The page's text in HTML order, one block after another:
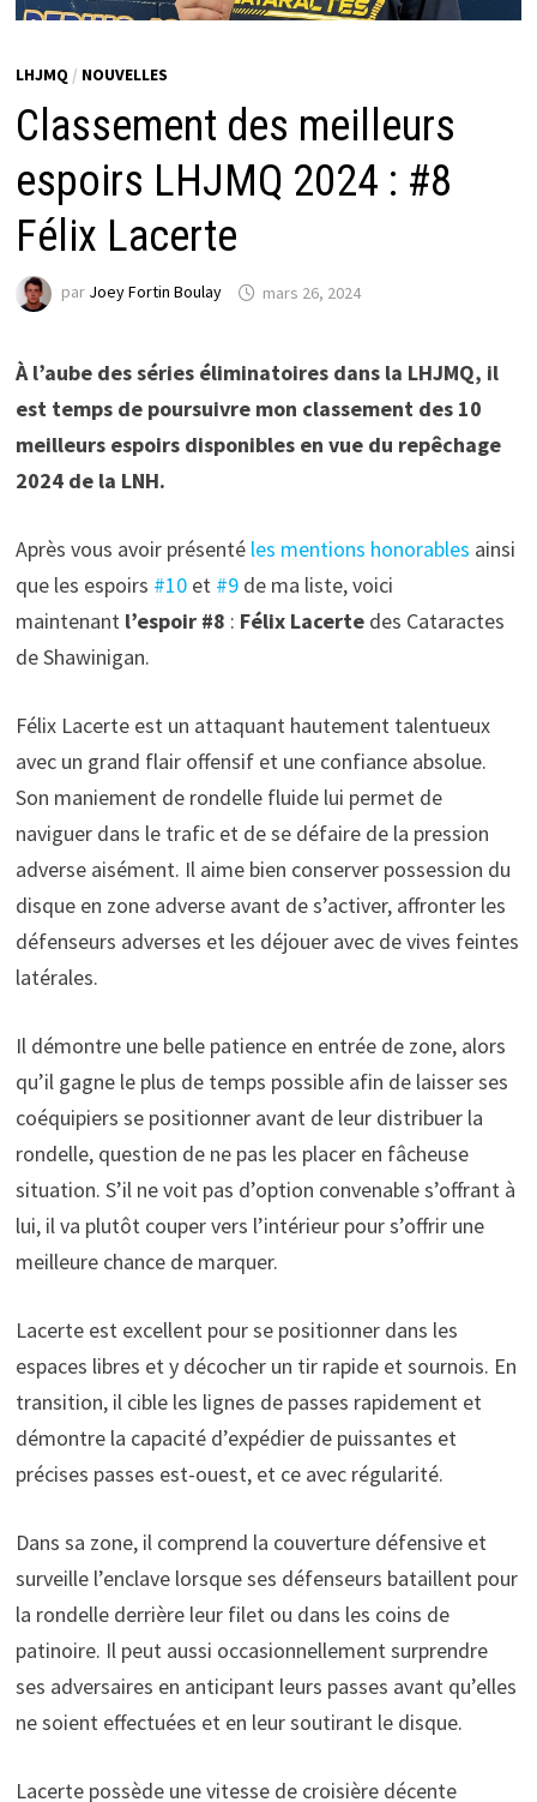
LHJMQ / NOUVELLES
Classement des meilleurs
espoirs LHJMQ 2024 : #8
Félix Lacerte
par Joey Fortin Boulay mars 26, 2024
À l’aube des séries éliminatoires dans la LHJMQ, il
est temps de poursuivre mon classement des 10
meilleurs espoirs disponibles en vue du repêchage
2024 de la LNH.
Après vous avoir présenté les mentions honorables ainsi
que les espoirs #10et #9 de ma liste, voici
maintenant l’espoir #8 : Félix Lacertedes Cataractes
de Shawinigan.
Félix Lacerte est un attaquant hautement talentueux
avec un grand flair offensif et une confiance absolue.
Son maniement de rondelle fluide lui permet de
naviguer dans le trafic et de se défaire de la pression
adverse aisément. Il aime bien conserver possession du
disque en zone adverse avant de s’activer, affronter les
défenseurs adverses et les déjouer avec de vives feintes
latérales.
Il démontre une belle patience en entrée de zone, alors
qu’il gagne le plus de temps possible afin de laisser ses
coéquipiers se positionner avant de leur distribuer la
rondelle, question de ne pas les placer en fâcheuse
situation. S’il ne voit pas d’option convenable s’offrant à
lui, il va plutôt couper vers l’intérieur pour s’offrir une
meilleure chance de marquer.
Lacerte est excellent pour se positionner dans les
espaces libres et y décocher un tir rapide et sournois. En
transition, il cible les lignes de passes rapidement et
démontre la capacité d’expédier de puissantes et
précises passes est-ouest, et ce avec régularité.
Dans sa zone, il comprend la couverture défensive et
surveille l’enclave lorsque ses défenseurs bataillent pour
la rondelle derrière leur filet ou dans les coins de
patinoire. Il peut aussi occasionnellement surprendre
ses adversaires en anticipant leurs passes avant qu’elles
ne soient effectuées et en leur soutirant le disque.
Lacerte possède une vitesse de croisière décente